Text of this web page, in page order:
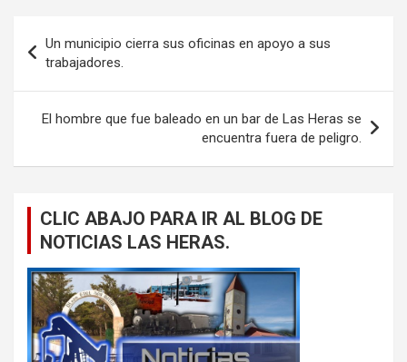
de
entradas
Un municipio cierra sus oficinas en apoyo a sus
trabajadores.
El hombre que fue baleado en un bar de Las Heras se
encuentra fuera de peligro.
CLIC ABAJO PARA IR AL BLOG DE
NOTICIAS LAS HERAS.